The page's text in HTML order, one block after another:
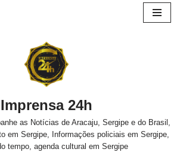
Imprensa 24h
as Notícias de Aracaju, Sergipe e do Brasil,
em Sergipe, Informações policiais em Sergipe,
tempo, agenda cultural em Sergipe